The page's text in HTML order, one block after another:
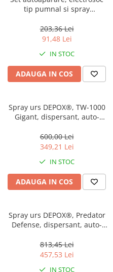
tip pumnal si spray
negru, 60 ml
203,36 Lei
91,48 Lei
IN STOC
ADAUGA IN COS
Spray urs DEPOX®, TW-1000
Gigant, dispersant, auto-
600,00 Lei
349,21 Lei
IN STOC
ADAUGA IN COS
Spray urs DEPOX®, Predator
Defense, dispersant, auto-
813,45 Lei
457,53 Lei
IN STOC